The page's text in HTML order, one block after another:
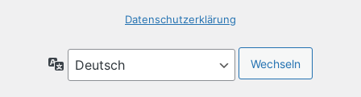
Datenschutzerklärung
Sprache